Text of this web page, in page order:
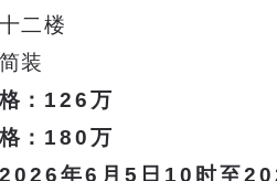
十二楼
简装
： 126万
： 180万
2026年6月5日10时至